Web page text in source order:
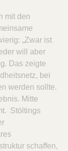
mit den
„Zwar ist
will aber
Das zeigte
bei
werden sollte.
Mitte
Stöltings
schaffen,